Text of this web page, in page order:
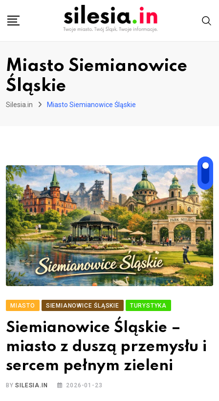
Miasto Siemianowice
Śląskie
Silesia.in Miasto Siemianowice Śląskie
MIASTO SIEMIANOWICE ŚLĄSKIE TURYSTYKA
Siemianowice Śląskie –
miasto z duszą przemysłu i
sercem pełnym zieleni
BYSILESIA.IN 2026-01-23